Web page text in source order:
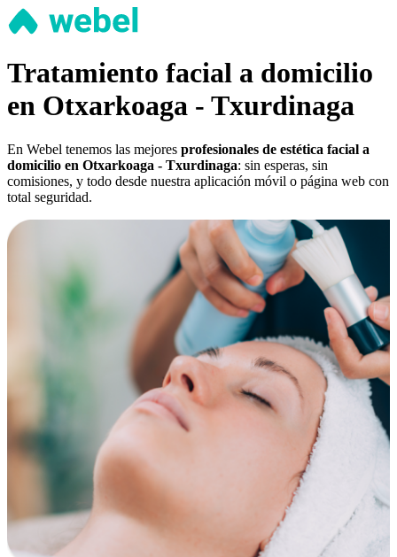
Tratamiento facial a domicilio
en Otxarkoaga - Txurdinaga
En Webel tenemos las mejores profesionales de estética facial a
domicilio en Otxarkoaga - Txurdinaga: sin esperas, sin
comisiones, y todo desde nuestra aplicación móvil o página web con
total seguridad.